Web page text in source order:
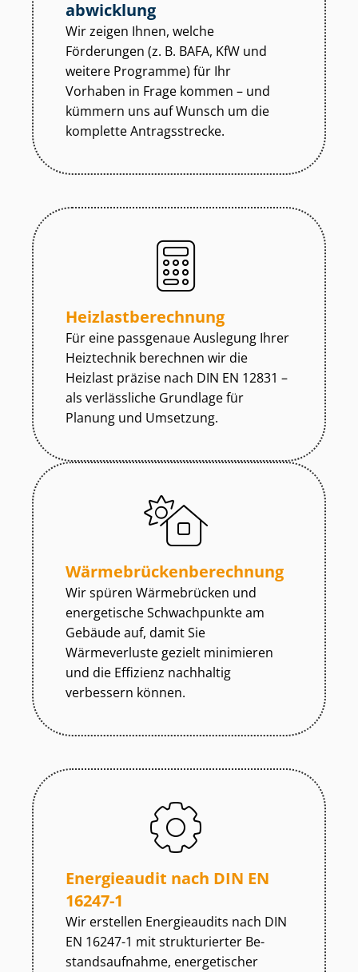
abwicklung
Wir zeigen Ihnen, welche
Förderungen (z. B. BAFA, KfW und
weitere Programme) für Ihr
Vorhaben in Frage kommen – und
kümmern uns auf Wunsch um die
komplette Antragsstrecke.
Heiz­last­be­rech­nung
Für eine passgenaue Auslegung Ihrer
Heiztechnik berechnen wir die
Heizlast präzise nach DIN EN 12831 –
als verlässliche Grundlage für
Planung und Umsetzung.
Wär­me­brü­cken­be­rech­nung
Wir spüren Wärmebrücken und
energetische Schwachpunkte am
Gebäude auf, damit Sie
Wärmeverluste gezielt minimieren
und die Effizienz nachhaltig
verbessern können.
Energieaudit nach DIN EN
16247-1
Wir erstellen Energieaudits nach DIN
EN 16247-1 mit strukturierter Be­
stands­auf­nah­me, energetischer